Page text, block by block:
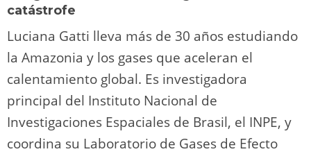
catástrofe
Luciana Gatti lleva más de 30 años estudiando
la Amazonia y los gases que aceleran el
calentamiento global. Es investigadora
principal del Instituto Nacional de
Investigaciones Espaciales de Brasil, el INPE, y
coordina su Laboratorio de Gases de Efecto